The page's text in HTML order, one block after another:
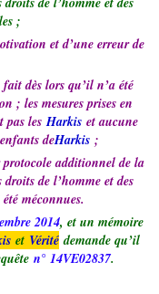
;
et d’une erreur de
dès lors qu’il n’a été
; les mesures prises en
pas les Harkis et aucune
deHarkis;
additionnel de la
de l’homme et des
méconnues.
2014, et un mémoire
et Vérité demande qu’il
n° 14VE02837.